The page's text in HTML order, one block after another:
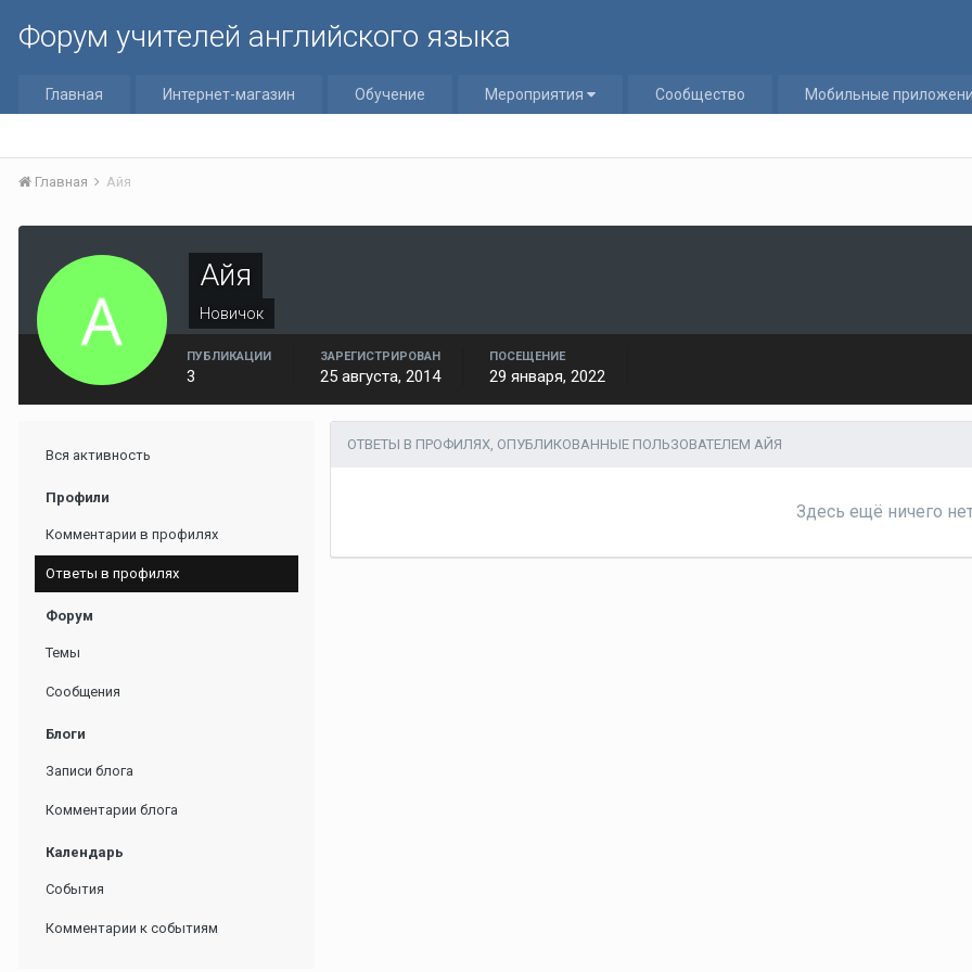
Форум учителей английского языка
Главная Интернет-магазин Обучение Мероприятия Сообщество Мобильные
Главная Айя
Айя
Новичок
ПУБЛИКАЦИИ
3
ЗАРЕГИСТРИРОВАН
25 августа, 2014
ПОСЕЩЕНИЕ
29 января, 2022
Вся активность
Профили
Комментарии в профилях
Ответы в профилях
Форум
Темы
Сообщения
Блоги
Записи блога
Комментарии блога
Календарь
События
Комментарии к событиям
ОТВЕТЫ В ПРОФИЛЯХ, ОПУБЛИКОВАННЫЕ ПОЛЬЗОВАТЕЛЕМ АЙЯ
Здесь ещё ничего